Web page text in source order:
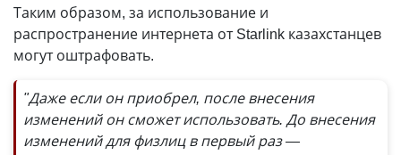
Таким образом, за использование и
распространение интернета от Starlink казахстанцев
могут оштрафовать.
"Даже если он приобрел, после внесения
изменений он сможет использовать. До внесения
изменений для физлиц в первый раз —